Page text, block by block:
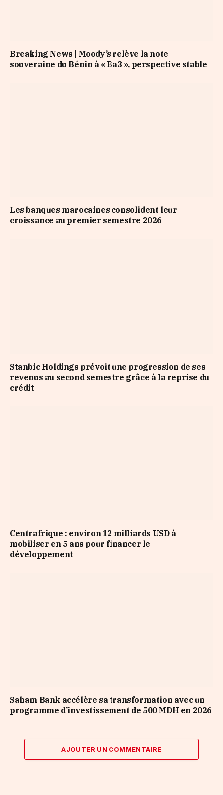
Breaking News | Moody’s relève la note
souveraine du Bénin à « Ba3 », perspective stable
Les banques marocaines consolident leur
croissance au premier semestre 2026
Stanbic Holdings prévoit une progression de ses
revenus au second semestre grâce à la reprise du
crédit
Centrafrique : environ 12 milliards USD à
mobiliser en 5 ans pour financer le
développement
Saham Bank accélère sa transformation avec un
programme d’investissement de 500 MDH en 2026
AJOUTER UN COMMENTAIRE